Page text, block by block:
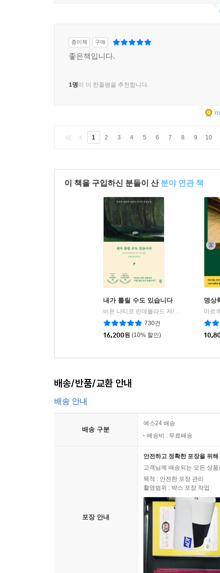
선생은 자신의 20년 수형생활을 ‘나의 대학 시
세월이었고, 일반인들이 감히 상상도 할 수 없는
교실, 역사학 교실, 그리고 최종적으로는 인간학의
가진 장기수 노인들, 세상에 태어난 모든 사람
등장했다면, 이 책 『담론』에서는 선생의 솔직
불구하고 선생이 기꺼이 당신의 이야기를 우리에
* 공부란 두 발 걸음을 얻으려는 노력이다 : 노인
보고 큰 충격을 받는다. 목수는 주춧돌부터 시작
사람과 이론만 있는 사람의 큰 차이다.
선생은 이 일화를 통해 근대화의 최고 수준이
그리세요. 나는 지붕부터 그립니다. 우리 서로
승인하는 것은 대단히 중요하다. 그러나 차이와
자기 변화로 나아가는 것은 가슴에서 발로 가는
* 인간 이해의 천박함: 위악(僞惡)과 위선(僞善)
교도소 재소자들 중에는 문신을 한 이들이 많다
세상을 살아가는 한 방법이다. 반대로 위선은 강
법의의 엄숙성과 정숙성은 시위 현장의 소란과
그럼에도 불구하고 우리의 현실은 ‘테러와의 전
한다. 물론 화려한 무대와 의상, 오디오와 비디오
가는, 그야말로 인간적인 노력이 부족함을 탓해
종이책 구매
좋은책입니다.
1명이 이 한줄평을 추천합니다.
1 2 3 4 5 6 7 8 9 10
이 책을 구입하신 분들이 산 분야 연관 책
내가 틀릴 수도 있습니다
비욘 나티코 린데블라드 저/토마스 산체스 그림/박미경 역
730건
16,200원 (10% 할인)
명상
배송/반품/교환 안내
배송 안내
배송 구분
예스24 배송
배송비 : 무료배송
포장 안내
안전하고 정확한 포장을 위
고객님께 배송되는 모든 상
목적 : 안전한 포장 관리
촬영범위 : 박스 포장 작업